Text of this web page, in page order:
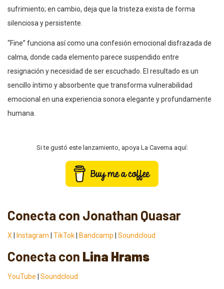
sufrimiento; en cambio, deja que la tristeza exista de forma
silenciosa y persistente.
“Fine” funciona así como una confesión emocional disfrazada de
calma, donde cada elemento parece suspendido entre
resignación y necesidad de ser escuchado. El resultado es un
sencillo íntimo y absorbente que transforma vulnerabilidad
emocional en una experiencia sonora elegante y profundamente
humana.
Si te gustó este lanzamiento, apoya La Caverna aquí:
Conecta con Jonathan Quasar
X Instagram TikTok Bandcamp Soundcloud
Conecta con Lina Hrams
YouTube Soundcloud